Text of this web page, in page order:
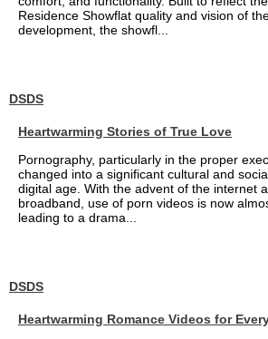
Residence Showflat quality and vision of
development, the showfl...
DSDS
Heartwarming Stories of True Love
Pornography, particularly in the proper
changed into a significant cultural and
digital age. With the advent of the internet
broadband, use of porn videos is now
leading to a drama...
DSDS
Heartwarming Romance Videos for